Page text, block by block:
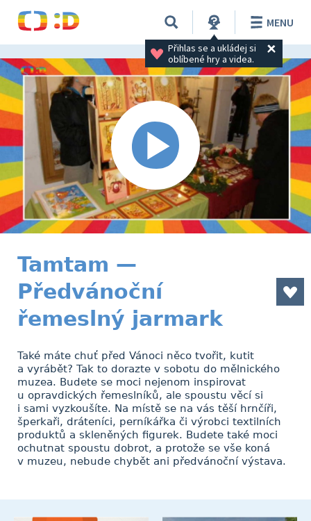
Přihlas se a ukládej si
oblíbené hry a videa.
MENU
Tamtam —
Předvánoční
řemeslný jarmark
Také máte chuť před Vánoci něco tvořit, kutit
a vyrábět? Tak to dorazte v sobotu do mělnického
muzea. Budete se moci nejenom inspirovat
u opravdických řemeslníků, ale spoustu věcí si
i sami vyzkoušíte. Na místě se na vás těší hrnčíři,
šperkaři, dráteníci, perníkářka či výrobci textilních
produktů a skleněných figurek. Budete také moci
ochutnat spoustu dobrot, a protože se vše koná
v muzeu, nebude chybět ani předvánoční výstava.